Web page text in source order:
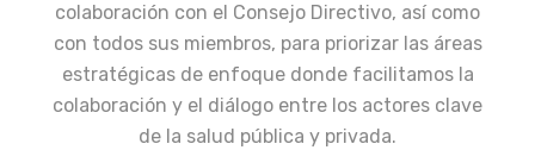
colaboración con el Consejo Directivo, así como
con todos sus miembros, para priorizar las áreas
estratégicas de enfoque donde facilitamos la
colaboración y el diálogo entre los actores clave
de la salud pública y privada.